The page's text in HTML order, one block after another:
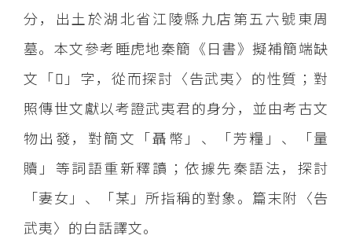
分，出土於湖北省江陵縣九店第五六號東周
墓。本文參考睡虎地秦簡《日書》擬補簡端缺
文「」字，從而探討〈告武夷〉的性質；對
照傳世文獻以考證武夷君的身分，並由考古文
物出發，對簡文「聶幣」、「芳糧」、「量
贖」等詞語重新釋讀；依據先秦語法，探討
「妻女」、「某」所指稱的對象。篇末附〈告
武夷〉的白話譯文。